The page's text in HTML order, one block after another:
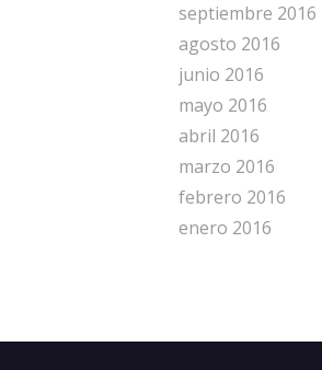
septiembre 2016
agosto 2016
junio 2016
mayo 2016
abril 2016
marzo 2016
febrero 2016
enero 2016